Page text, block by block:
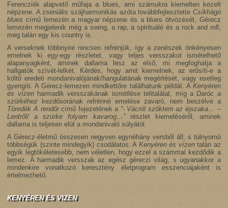
Ferencziék alapvető műfaja a blues, ami számukra kiemelten kezelt
népzene. A zseniális szájharmonikás azóta továbbfejlesztette Csíkhágó
blues című lemezén a magyar népzene és a blues ötvözését, Gérecz
lemezén megjelenik még a swing, a rap, a spirituálé és a rock and roll,
meg talán egy kis country is.
A verseknek többnyire nincsen refrénjük, így a zenészek önkényesen
emelnek ki egy-egy részletet, vagy teljes versszakot ismételhető
alapanyagként, aminek dallama lesz az első, mi megfoghatja a
hallgatók szívét-lelkét. Kérdés, hogy amit kiemelnek, az erősíti-e a
költő eredeti mondanivalójának/hangulatának megértését, vagy esetleg
gyengíti. A Gérecz-lemezen mindkettőre találhatunk példát. AKenyéren
és vízenharmadik versszakának ismétlése telitalálat, míg aDaróc a
szürkéhez kezdősorának refrénné emelése zavaró, nem beszélve a
Töredék A rendőrcímű fejezetének a“- Vácról szöktem az éjszaka… –
Lentről/ a szürke folyam kavarog…”részlet kiemeléséről, aminek
dallama is teljesen elüt a mondanivaló súlyától.
A Gérecz-életmű összesen negyven egynéhány versből áll, s túlnyomó
többségük (szinte mindegyik) csodálatos. A Kenyéren és vízentalán az
egyik legtökéletesebb, nem véletlen, hogy ezzel a számmal kezdődik a
lemez. A harmadik versszak az egész géreczi világ, s ugyanakkor a
mindenkire vonatkozó keresztény életprogram esszenciájaként is
értelmezhető.
KENYÉREN ÉS VIZEN